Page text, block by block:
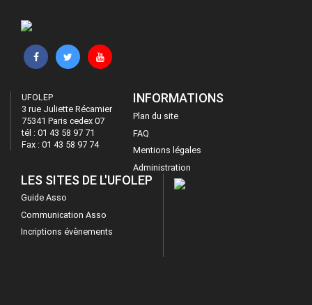
UFOLEP
3 rue Juliette Récamier
75341 Paris cedex 07
tél : 01 43 58 97 71
Fax : 01 43 58 97 74
INFORMATIONS
Plan du site
FAQ
Mentions légales
Administration
LES SITES DE L'UFOLEP
Guide Asso
Communication Asso
Incriptions évènements